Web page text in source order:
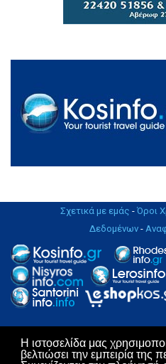
Η ιστοσελίδα μας
βελτιώσει την εμπειρία της
Σχετικά με εμάς - Όροι
Δεδομένων -
Copyright © 2004 - 2019. All rights